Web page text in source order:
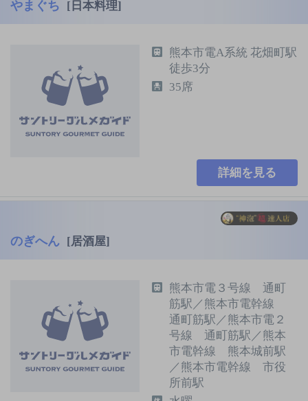
やまぐち [日本料理]
熊本市電A系統 花畑町駅
徒歩3分
35席
詳細を見る
のぎへん [居酒屋]
熊本市電３号線 通町
筋駅／熊本市電幹線
通町筋駅／熊本市電２
号線 通町筋駅／熊本
市電幹線 熊本城前駅
／熊本市電幹線 市役
所前駅